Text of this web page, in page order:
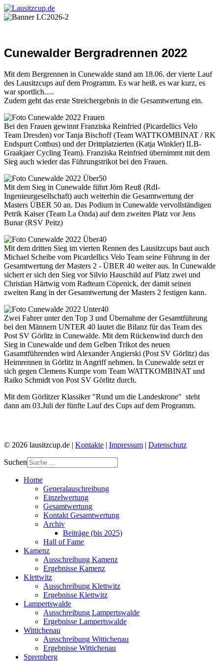
Cunewalder Bergradrennen 2022
Mit dem Bergrennen in Cunewalde stand am 18.06. der vierte Lauf
des Lausitzcups auf dem Programm. Es war heiß, es war kurz, es
war sportlich.....
Zudem geht das erste Streichergebnis in die Gesamtwertung ein.
Bei den Frauen gewinnt Franziska Reinfried (Picardellics Velo
Team Dresden) vor Tanja Bischoff (Team WATTKOMBINAT / RK
Endspurt Cottbus) und der Drittplatzierten (Katja Winkler) ILB-
Graakjaer Cycling Team). Franziska Reinfried übernimmt mit dem
Sieg auch wieder das Führungstrikot bei den Frauen.
Mit dem Sieg in Cunewalde führt Jörn Reuß (RdI-
Ingenieurgesellschaft) auch weiterhin die Gesamtwertung der
Masters ÜBER 50 an. Das Podium in Cunewalde vervollständigen
Petrik Kaiser (Team La Onda) auf dem zweiten Platz vor Jens
Bunar (RSV Peitz)
Mit dem dritten Sieg im vierten Rennen des Lausitzcups baut auch
Michael Scheibe vom Picardellics Velo Team seine Führung in der
Gesamtwertung der Masters 2 - ÜBER 40 weiter aus. In Cunewalde
sichert er sich den Sieg vor Silvio Hauschild auf Platz zwei und
Christian Härtwig vom Radteam Cöpenick, der damit seinen
zweiten Rang in der Gesamtwertung der Masters 2 festigen kann.
Zwei Fahrer unter den Top 3 und Übernahme der Gesamtführung
bei den Männern UNTER 40 lautet die Bilanz für das Team des
Post SV Görlitz in Cunewalde. Mit dem Rückenwind durch den
Sieg in Cunewalde und dem Gelben Trikot des neuen
Gasamtführenden wird Alexander Angierski (Post SV Görlitz) das
Heimrennen in Görlitz in Angriff nehmen. In Cunewalde setzt er
sich gegen Clemens Kumpe vom Team WATTKOMBINAT und
Raiko Schmidt von Post SV Görlitz durch.
Mit dem Görlitzer Klassiker "Rund um die Landeskrone" steht
dann am 03.Juli der fünfte Lauf des Cups auf dem Programm.
© 2026 lausitzcup.de | Kontakte | Impressum | Datenschutz
Suchen
Home
Generalauschreibung
Einzelwertung
Gesamtwertung
Kontakt Gesamtwertung
Archiv
Beiträge (bis 2025)
Hall of Fame
Kamenz
Ausschreibung Kamenz
Ergebnisse Kamenz
Klettwitz
Ausschreibung Klettwitz
Ergebnisse Klettwitz
Lampertswalde
Ausschreibung Lampertswalde
Ergebnisse Lampertswalde
Wittichenau
Ausschreibung Wittichenau
Ergebnisse Wittichenau
Spremberg